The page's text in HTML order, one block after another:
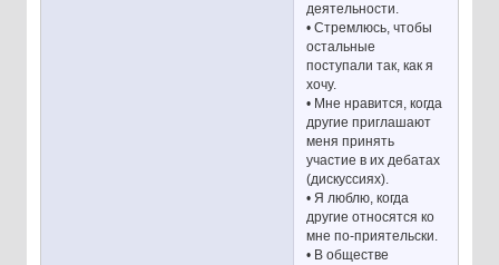
деятельности.
• Стремлюсь, чтобы
остальные
поступали так, как я
хочу.
• Мне нравится, когда
другие приглашают
меня принять
участие в их дебатах
(дискуссиях).
• Я люблю, когда
другие относятся ко
мне по-приятельски.
• В обществе